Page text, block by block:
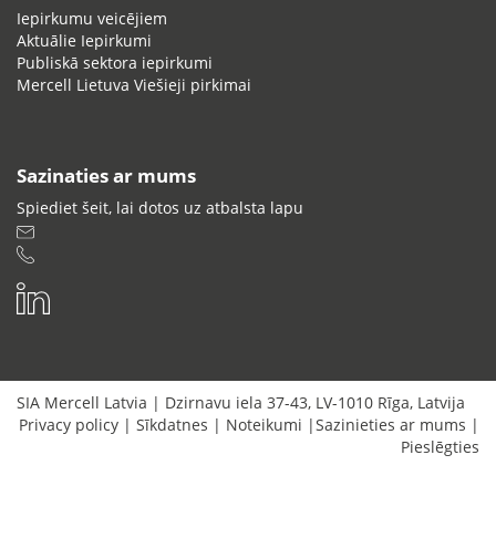
Iepirkumu veicējiem
Aktuālie Iepirkumi
Publiskā sektora iepirkumi
Mercell Lietuva Viešieji pirkimai
Sazinaties ar mums
Spiediet šeit, lai dotos uz atbalsta lapu
SIA Mercell Latvia | Dzirnavu iela 37-43, LV-1010 Rīga, Latvija
Privacy policy | Sīkdatnes | Noteikumi |Sazinieties ar mums |
Pieslēgties